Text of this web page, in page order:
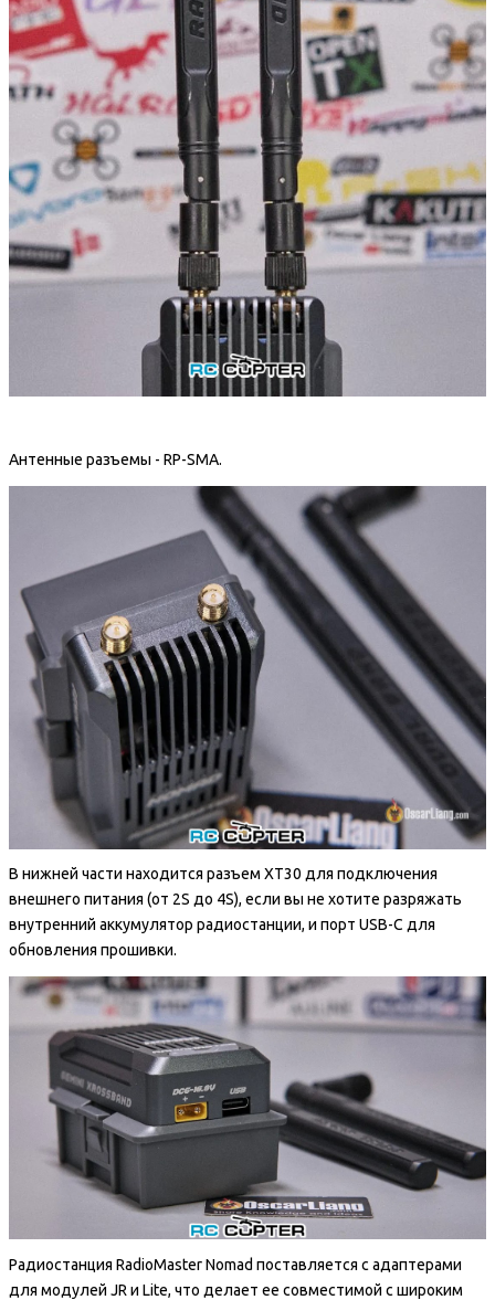
Антенные разъемы - RP-SMA.
В нижней части находится разъем XT30 для подключения
внешнего питания (от 2S до 4S), если вы не хотите разряжать
внутренний аккумулятор радиостанции, и порт USB-C для
обновления прошивки.
Радиостанция RadioMaster Nomad поставляется с адаптерами
для модулей JR и Lite, что делает ее совместимой с широким